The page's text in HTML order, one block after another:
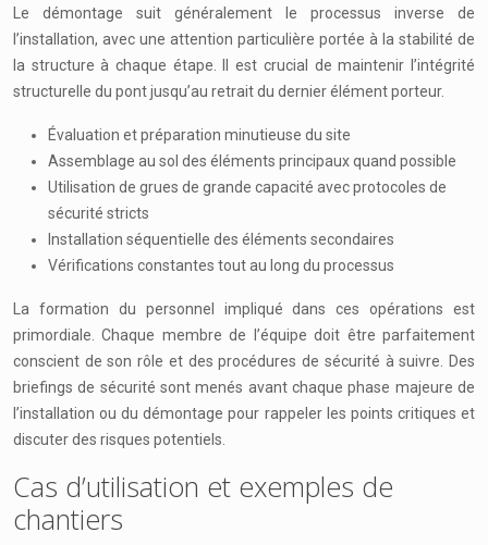
Le démontage suit généralement le processus inverse de
l’installation, avec une attention particulière portée à la stabilité de
la structure à chaque étape. Il est crucial de maintenir l’intégrité
structurelle du pont jusqu’au retrait du dernier élément porteur.
Évaluation et préparation minutieuse du site
Assemblage au sol des éléments principaux quand possible
Utilisation de grues de grande capacité avec protocoles de
sécurité stricts
Installation séquentielle des éléments secondaires
Vérifications constantes tout au long du processus
La formation du personnel impliqué dans ces opérations est
primordiale. Chaque membre de l’équipe doit être parfaitement
conscient de son rôle et des procédures de sécurité à suivre. Des
briefings de sécurité sont menés avant chaque phase majeure de
l’installation ou du démontage pour rappeler les points critiques et
discuter des risques potentiels.
Cas d’utilisation et exemples de
chantiers